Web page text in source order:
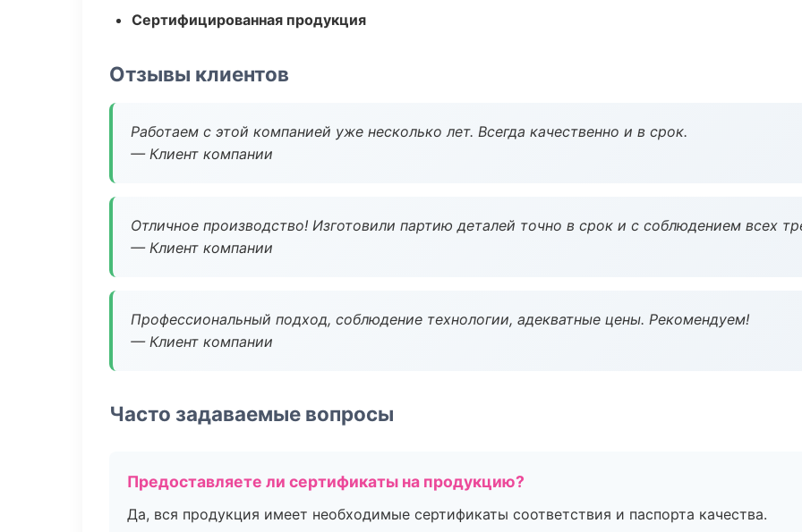
Сертифицированная продукция
Отзывы клиентов
Работаем с этой компанией уже несколько лет. Всегда качественно и в срок.
— Клиент компании
Отличное производство! Изготовили партию деталей точно в срок и с соблюдением всех
— Клиент компании
Профессиональный подход, соблюдение технологии, адекватные цены. Рекомендуем!
— Клиент компании
Часто задаваемые вопросы
Предоставляете ли сертификаты на продукцию?
Да, вся продукция имеет необходимые сертификаты соответствия и паспорта качества.